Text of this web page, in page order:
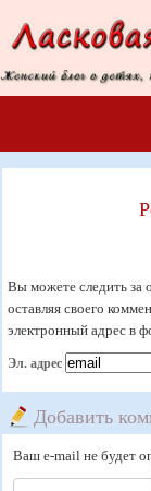
Вы можете следить за
оставляя своего
электронный адрес в
Эл. адрес
Добавить
Ваш e-mail не будет